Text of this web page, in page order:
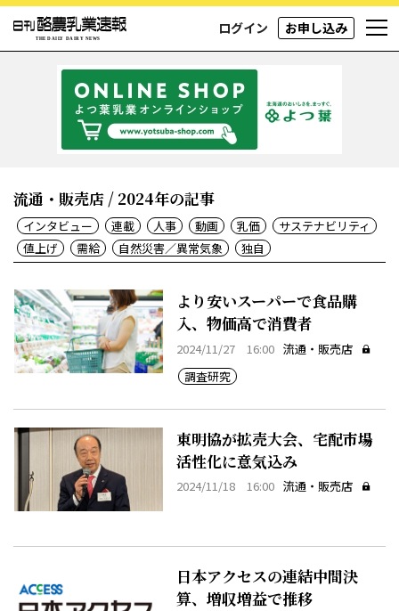
ログイン お申し込み
流通・販売店 / 2024年の記事
インタビュー 連載 人事 動画 乳価
サステナビリティ
値上げ
需給 自然災害／異常気象 独自
より安いスーパーで食品購
入、物価高で消費者
2024/11/27 16:00 流通・販売店
調査研究
東明協が拡売大会、宅配市場
活性化に意気込み
2024/11/18 16:00 流通・販売店
日本アクセスの連結中間決
算、増収増益で推移